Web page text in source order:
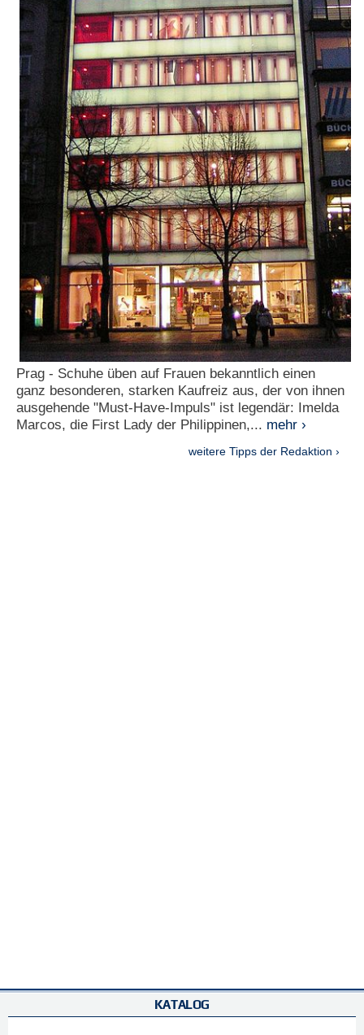
Prag - Schuhe üben auf Frauen bekanntlich einen
ganz besonderen, starken Kaufreiz aus, der von ihnen
ausgehende "Must-Have-Impuls" ist legendär: Imelda
Marcos, die First Lady der Philippinen,... mehr ›
weitere Tipps der Redaktion ›
KATALOG